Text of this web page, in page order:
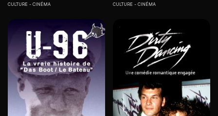
CULTURE CINÉMA CULTURE CINÉMA